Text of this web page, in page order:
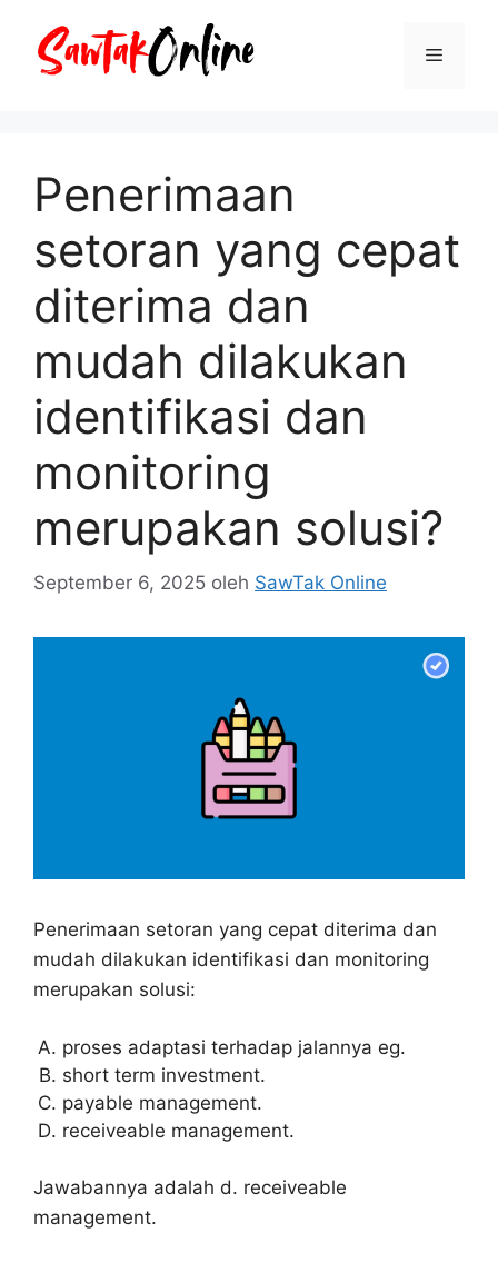
Menu
Penerimaan
setoran yang cepat
diterima dan
mudah dilakukan
identifikasi dan
monitoring
merupakan solusi?
September 6, 2025 oleh SawTak Online
Penerimaan setoran yang cepat diterima dan
mudah dilakukan identifikasi dan monitoring
merupakan solusi:
proses adaptasi terhadap jalannya eg.
short term investment.
payable management.
receiveable management.
Jawabannya adalah d. receiveable
management.